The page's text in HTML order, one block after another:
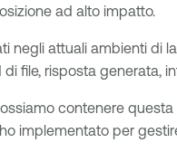
ad alto impatto.
negli attuali ambienti di
file, risposta generata,
contenere
implementato per